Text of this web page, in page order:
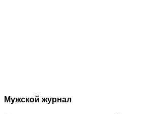
Мужской журнал